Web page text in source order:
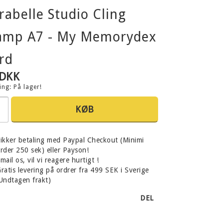
Studio Cling
A7 - My Memorydex
På lager!
KØB
betaling med Paypal Checkout (Minimi
250 sek) eller Payson!
os, vil vi reagere hurtigt !
levering på ordrer fra 499 SEK i Sverige
frakt)
DEL